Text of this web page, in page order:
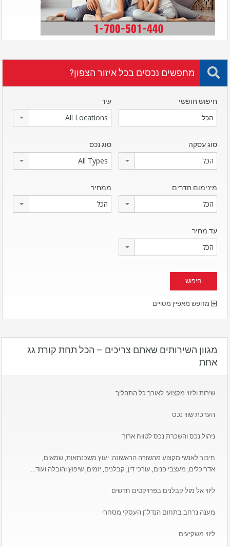
מחפשים נכסים בכל איזור הצפון?
חיפוש חופשי עיר
All Locations
סוג עסקה
הכל
סוג נכס
All Types
מינימום חדרים
הכל
ממחיר
הכל
עד מחיר
הכל
מחפש מאפיין מסויים
מגוון השירותים שאתם צריכים – הכל תחת קורת גג
אחת
שירות וליווי מקצועי לאורך כל התהליך
הערכת שווי נכס
ניהול נכס והשכרת נכס לטווח ארוך
חיבור לאנשי מקצוע מהשורה הראשונה: יעוץ משכנתאות, שמאים,
אדריכלים, מעצבי פנים, עורכי דין, קבלנים, יזמים, שיפוץ והובלה ועוד…
ליווי אל מול קבלנים בפרויקטים חדשים
מענה נרחב בתחום הנדל”ן העסקי מסחרי
ליווי משקיעים